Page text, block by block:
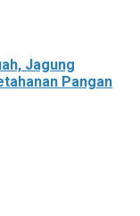
Jagung
Pangan